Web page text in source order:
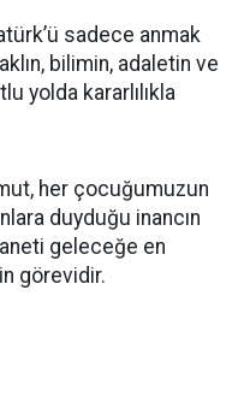
sadece anmak
bilimin, adaletin ve
yolda kararlılıkla
her çocuğumuzun
duyduğu inancın
geleceğe en
görevidir.